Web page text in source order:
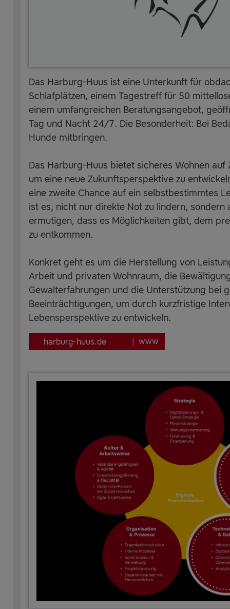
Das Harburg-Huus ist eine Unterkunft für
Schlafplätzen, einem Tagestreff für 50
einem umfangreichen Beratungsangebot,
Tag und Nacht 24/7. Die Besonderheit: Bei
Hunde mitbringen.
Das Harburg-Huus bietet sicheres Wohnen auf
um eine neue Zukunftsperspektive zu
eine zweite Chance auf ein selbstbestimmtes
ist es, nicht nur direkte Not zu lindern, sondern
ermutigen, dass es Möglichkeiten gibt, dem
zu entkommen.
Konkret geht es um die Herstellung von
Arbeit und privaten Wohnraum, die
Gewalterfahrungen und die Unterstützung bei
Beeinträchtigungen, um durch kurzfristige
Lebensperspektive zu entwickeln.
harburg-huus.de www